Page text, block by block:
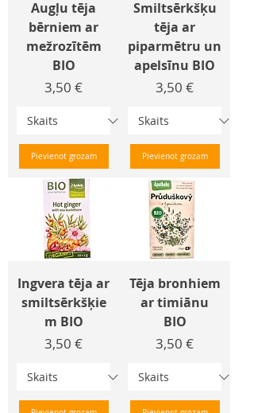
Augļu tēja
bērniem ar
mežrozītēm
BIO
Cena
3,50 €
Pievienot grozam
Smiltsērkšķu
tēja ar
piparmētru un
apelsīnu BIO
Cena
3,50 €
Pievienot grozam
Ingvera tēja ar
smiltsērkšķie
m BIO
Cena
3,50 €
Tēja bronhiem
ar timiānu
BIO
Cena
3,50 €